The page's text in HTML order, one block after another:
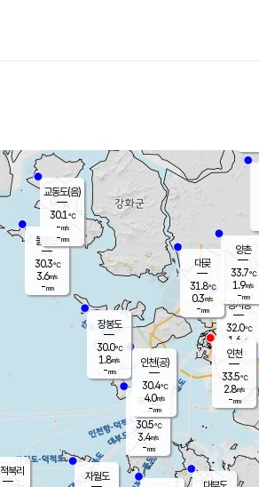
무의도
30.5℃
3.4m/s
-mm
볼음도
30.3℃
3.6m/s
-mm
자월도
장봉도
30.0℃
1.8m/s
-mm
경서동
32.0℃
1.6 m/s
-mm
대곶
31.8℃
0.3m/s
-mm
양촌
33.7℃
1.9m/s
-mm
북리
인천(공)
30.4℃
4.0m/s
-mm
교동도(음)
30.1℃
-m/s
-mm
인천
33.5℃
2.8m/s
-mm